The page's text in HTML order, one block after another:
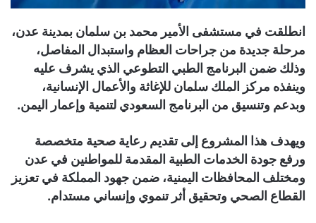
انطلقت في مستشفى الأمير محمد بن سلمان بمدينة عدن،
مرحلة جديدة من جراحات العظام واستبدال المفاصل،
وذلك ضمن البرنامج الطبي التطوعي الذي يشرف عليه
وينفذه مركز الملك سلمان للإغاثة والأعمال الإنسانية،
وبدعم وتنسيق من البرنامج السعودي لتنمية وإعمار اليمن.
ويهدف هذا المشروع إلى تقديم رعاية صحية متخصصة
ورفع جودة الخدمات الطبية المقدمة للمواطنين في عدن
ومختلف المحافظات اليمنية، ضمن جهود المملكة في تعزيز
القطاع الصحي وتحقيق أثر تنموي وإنساني مستدام.